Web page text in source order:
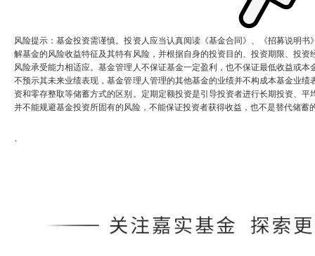
风险提示：基金投资需谨慎。投资人应当认真阅读《基金合同》、《招募说明
解基金的风险收益特征及其特有风险，并根据自身的投资目的、投资期限、投
风险承受能力相适应。基金管理人不保证基金一定盈利，也不保证最低收益或
不预示其未来业绩表现，基金管理人管理的其他基金的业绩并不构成本基金业
资和零存整取等储蓄方式的区别。定期定额投资是引导投资者进行长期投资、
并不能规避基金投资所固有的风险，不能保证投资者获得收益，也不是替代储蓄
·